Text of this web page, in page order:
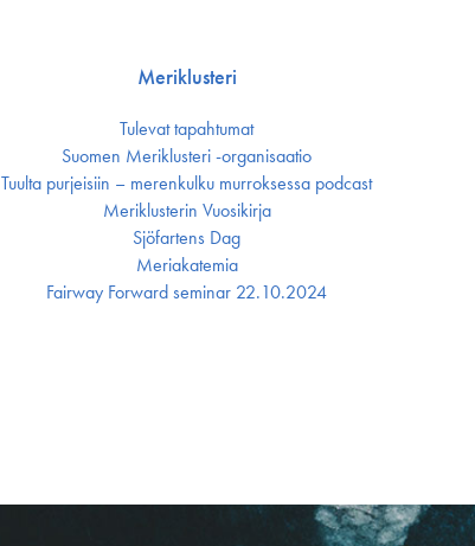
Meriklusteri
Tulevat tapahtumat
Suomen Meriklusteri -organisaatio
Tuulta purjeisiin – merenkulku murroksessa podcast
Meriklusterin Vuosikirja
Sjöfartens Dag
Meriakatemia
Fairway Forward seminar 22.10.2024